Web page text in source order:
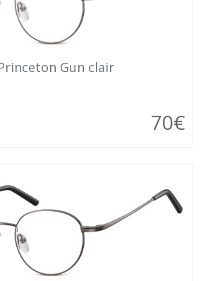
Gun clair
70€